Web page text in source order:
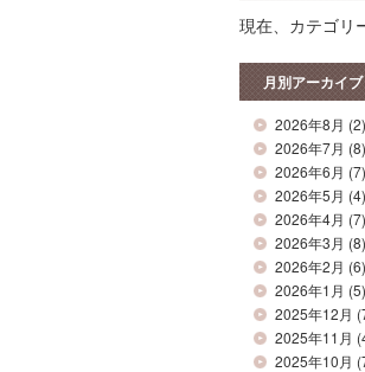
現在、カテゴリ
月別アーカイブ
2026年8月 (2)
2026年7月 (8)
2026年6月 (7)
2026年5月 (4)
2026年4月 (7)
2026年3月 (8)
2026年2月 (6)
2026年1月 (5)
2025年12月
2025年11月
2025年10月